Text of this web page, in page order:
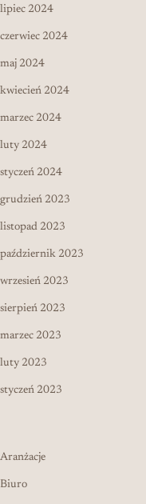
lipiec 2024
czerwiec 2024
maj 2024
kwiecień 2024
marzec 2024
luty 2024
styczeń 2024
grudzień 2023
listopad 2023
październik 2023
wrzesień 2023
sierpień 2023
marzec 2023
luty 2023
styczeń 2023
Aranżacje
Biuro